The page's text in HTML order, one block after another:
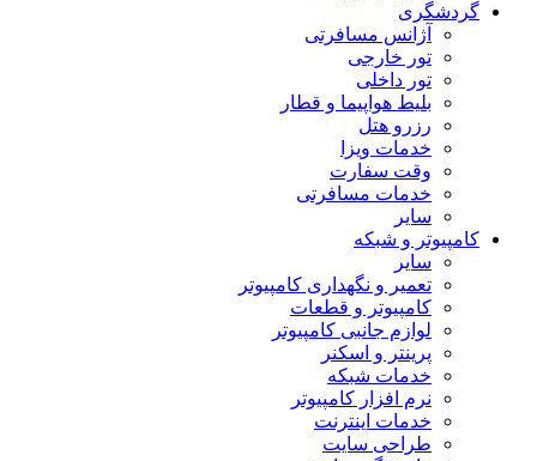
گردشگری
آژانس مسافرتی
تور خارجی
تور داخلی
بلیط هواپیما و قطار
رزرو هتل
خدمات ویزا
وقت سفارت
خدمات مسافرتی
سایر
کامپیوتر و شبکه
سایر
تعمیر و نگهداری کامپیوتر
کامپیوتر و قطعات
لوازم جانبی کامپیوتر
پرینتر و اسکنر
خدمات شبکه
نرم افزار کامپیوتر
خدمات اینترنت
طراحی سایت